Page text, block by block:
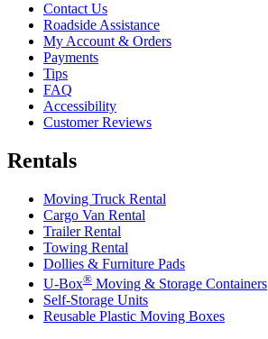
Contact Us
Roadside Assistance
My Account & Orders
Payments
Tips
FAQ
Accessibility
Customer Reviews
Rentals
Moving Truck Rental
Cargo Van Rental
Trailer Rental
Towing Rental
Dollies & Furniture Pads
U-Box® Moving & Storage Containers
Self-Storage Units
Reusable Plastic Moving Boxes